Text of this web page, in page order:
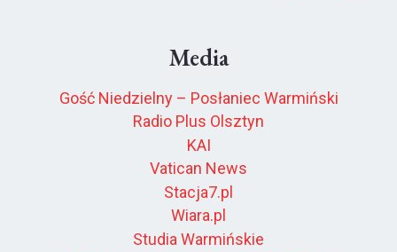
Media
Gość Niedzielny – Posłaniec Warmiński
Radio Plus Olsztyn
KAI
Vatican News
Stacja7.pl
Wiara.pl
Studia Warmińskie